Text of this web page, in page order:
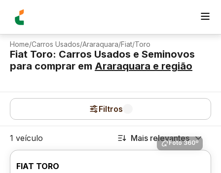
Home/Carros Usados/Araraquara/Fiat/Toro
Fiat Toro: Carros Usados e Seminovos
para comprar em Araraquara e região
Filtros
1 veículo Mais relevantes
Foto 360º
FIAT TORO